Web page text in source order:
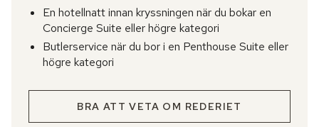
En hotellnatt innan kryssningen när du bokar en
Concierge Suite eller högre kategori
Butlerservice när du bor i en Penthouse Suite eller
högre kategori
BRA ATT VETA OM REDERIET